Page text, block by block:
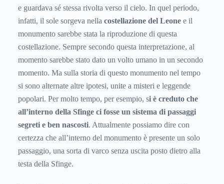
e guardava sé stessa rivolta verso il cielo. In quel periodo,
infatti, il sole sorgeva nella costellazione del Leone e il
monumento sarebbe stata la riproduzione di questa
costellazione. Sempre secondo questa interpretazione, al
momento sarebbe stato dato un volto umano in un secondo
momento. Ma sulla storia di questo monumento nel tempo
si sono alternate altre ipotesi, unite a misteri e leggende
popolari. Per molto tempo, per esempio, si è creduto che
all’interno della Sfinge ci fosse un sistema di passaggi
segreti e ben nascosti. Attualmente possiamo dire con
certezza che all’interno del monumento è presente un solo
passaggio, una sorta di varco senza uscita posto dietro alla
testa della Sfinge.